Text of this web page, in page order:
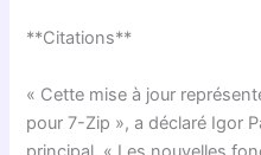
**Citations**
« Cette mise à jour
pour 7-Zip », a déclaré Igor